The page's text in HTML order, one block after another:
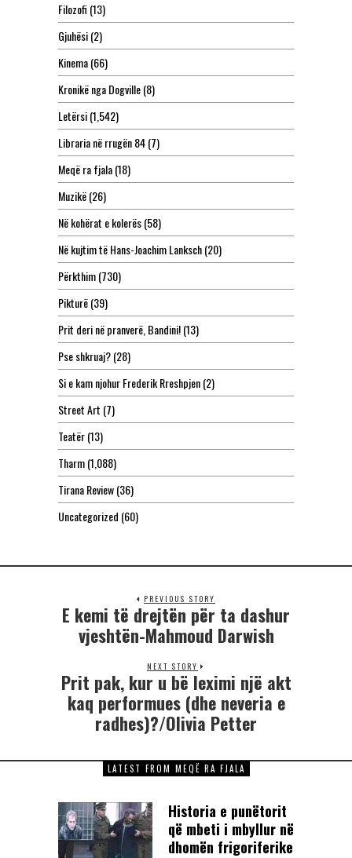
Filozofi (13)
Gjuhësi(2)
Kinema(66)
Kronikë nga Dogville(8)
Letërsi(1,542)
Libraria në rrugën 84(7)
Meqë ra fjala(18)
Muzikë(26)
Në kohërat e kolerës(58)
Në kujtim të Hans-Joachim Lanksch(20)
Përkthim(730)
Pikturë(39)
Prit deri në pranverë, Bandini!(13)
Pse shkruaj?(28)
Si e kam njohur Frederik Rreshpjen(2)
Street Art (7)
Teatër(13)
Tharm(1,088)
Tirana Review(36)
Uncategorized (60)
PREVIOUS STORY
E kemi të drejtën për ta dashur
vjeshtën-Mahmoud Darwish
NEXT STORY
Prit pak, kur u bë leximi një akt
kaq performues (dhe neveria e
radhes)?/Olivia Petter
LATEST FROM MEQË RA FJALA
Historia e punëtorit
që mbeti i mbyllur në
dhomën frigoriferike